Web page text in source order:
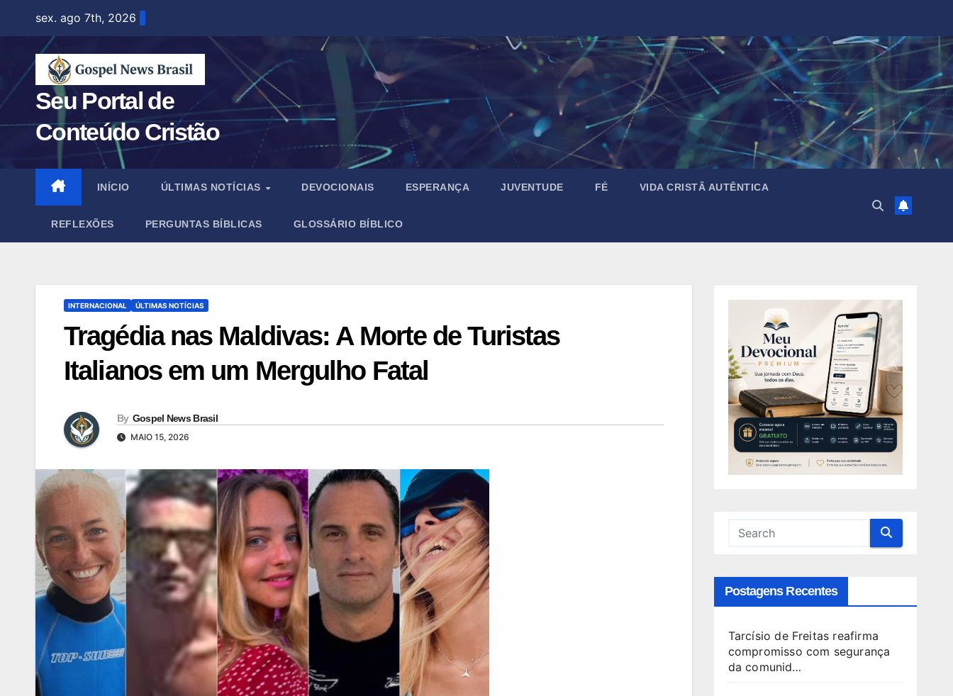
content
sex. ago 7th, 2026
Seu Portal de
Conteúdo Cristão
INÍCIO ÚLTIMAS NOTÍCIAS DEVOCIONAIS ESPERANÇA JUVENTUDE FÉ VIDA CRISTÃ AUTÊNTICA
REFLEXÕES PERGUNTAS BÍBLICAS GLOSSÁRIO BÍBLICO
INTERNACIONAL ÚLTIMAS NOTÍCIAS
Tragédia nas Maldivas: A Morte de Turistas
Italianos em um Mergulho Fatal
By Gospel News Brasil
MAIO 15, 2026
Postagens Recentes
Tarcísio de Freitas reafirma
compromisso com segurança
da comunid…